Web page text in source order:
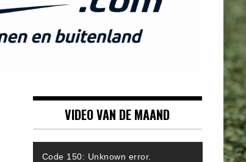
VIDEO VAN DE MAAND
Code 150: Unknown error.